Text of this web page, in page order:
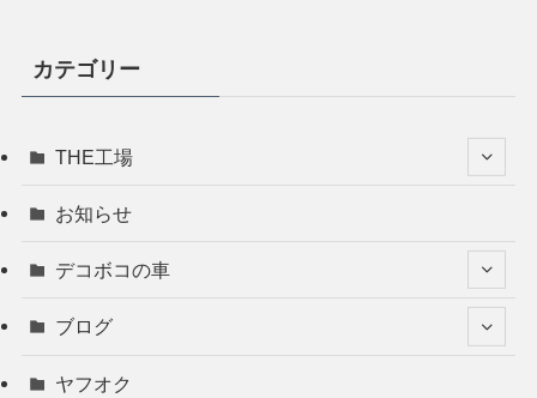
カテゴリー
THE工場
お知らせ
デコボコの車
ブログ
ヤフオク